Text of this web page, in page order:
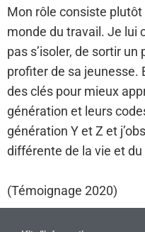
Mon rôle consiste
monde du travail. Je lui
pas s’isoler, de sortir
profiter de sa jeunesse.
des clés pour mieux
génération et leurs
génération Y et Z et
différente de la vie et
(Témoignage 2020)